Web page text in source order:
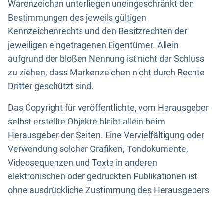
Warenzeichen unterliegen uneingeschränkt den
Bestimmungen des jeweils gültigen
Kennzeichenrechts und den Besitzrechten der
jeweiligen eingetragenen Eigentümer. Allein
aufgrund der bloßen Nennung ist nicht der Schluss
zu ziehen, dass Markenzeichen nicht durch Rechte
Dritter geschützt sind.
Das Copyright für veröffentlichte, vom Herausgeber
selbst erstellte Objekte bleibt allein beim
Herausgeber der Seiten. Eine Vervielfältigung oder
Verwendung solcher Grafiken, Tondokumente,
Videosequenzen und Texte in anderen
elektronischen oder gedruckten Publikationen ist
ohne ausdrückliche Zustimmung des Herausgebers